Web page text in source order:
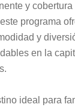
y
programa
y
en la
ideal para